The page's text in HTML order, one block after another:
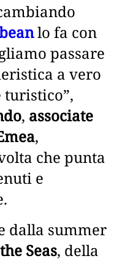
lo fa con
passare
a vero
, associate
,
che punta
e
dalla summer
Seas, della